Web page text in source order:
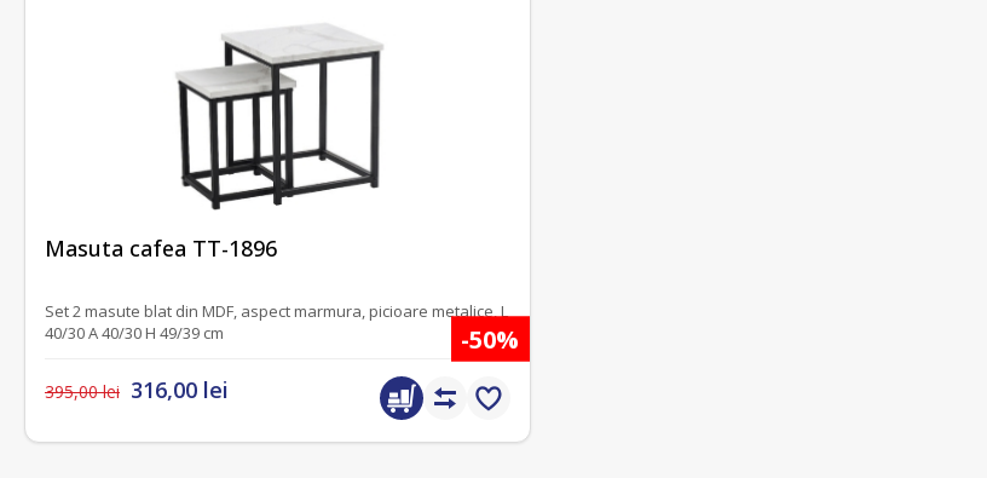
Masuta cafea TT-1896
Set 2 masute blat din MDF, aspect marmura, picioare metalice, L
40/30 A 40/30 H 49/39 cm
-30%
-50%
395,00 lei 316,00 lei